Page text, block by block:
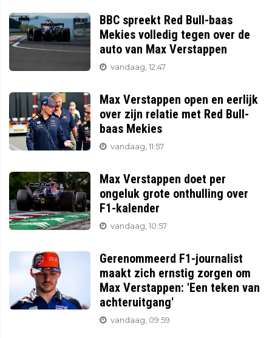
BBC spreekt Red Bull-baas
Mekies volledig tegen over de
auto van Max Verstappen
vandaag, 12:47
Max Verstappen open en eerlijk
over zijn relatie met Red Bull-
baas Mekies
vandaag, 11:57
Max Verstappen doet per
ongeluk grote onthulling over
F1-kalender
vandaag, 10:57
Gerenommeerd F1-journalist
maakt zich ernstig zorgen om
Max Verstappen: 'Een teken van
achteruitgang'
vandaag, 09:59